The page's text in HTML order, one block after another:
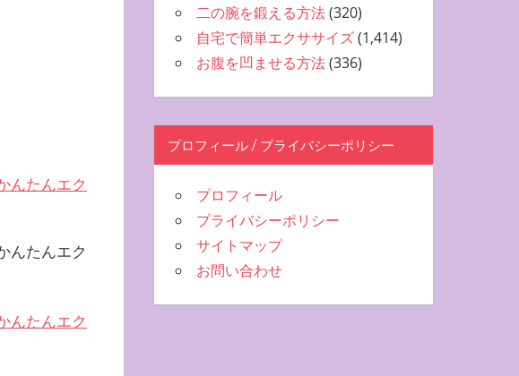
んたんエク
んたんエク
んたんエク
二の腕を鍛える方法(320)
自宅で簡単エクササイズ(1,414)
お腹を凹ませる方法(336)
プロフィール / プライバシーポリシー
プロフィール
プライバシーポリシー
サイトマップ
お問い合わせ